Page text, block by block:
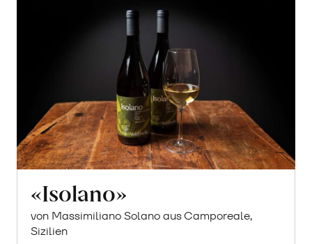
«Isolano»
von Massimiliano Solano aus Camporeale,
Sizilien